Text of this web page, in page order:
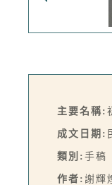
主要名稱:
成文日期:
類別: 手稿
作者: 謝輝